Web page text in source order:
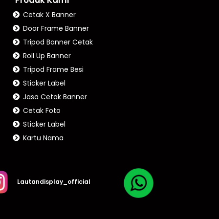
Cetak X Banner
Door Frame Banner
Tripod Banner Cetak
Roll Up Banner
Tripod Frame Besi
Sticker Label
Jasa Cetak Banner
Cetak Foto
Sticker Label
Kartu Nama
Lautandisplay_official